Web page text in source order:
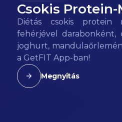
188kcal
Csokis
Diétás csokis
fehérjével darabonként,
joghurt,
a GetFIT App-ban!
Megnyitás